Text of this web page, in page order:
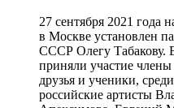
27 сентября 2021 года
в Москве установлен
СССР Олегу Табакову.
приняли участие члены
друзья и ученики,
российские артисты